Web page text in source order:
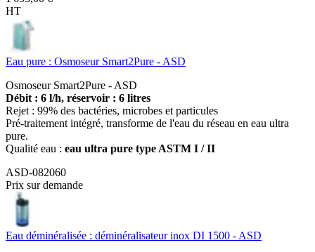
HT
Eau pure : Osmoseur Smart2Pure - ASD
Osmoseur Smart2Pure - ASD
Débit : 6 l/h, réservoir : 6 litres
Rejet : 99% des bactéries, microbes et particules
Pré-traitement intégré, transforme de l'eau du réseau en eau ultra
pure.
Qualité eau : eau ultra pure type ASTM I / II
ASD-082060
Prix sur demande
Eau déminéralisée : déminéralisateur inox DI 1500 - ASD